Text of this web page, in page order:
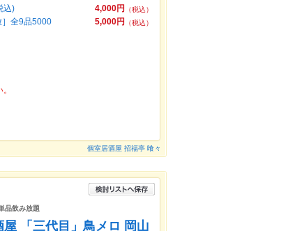
4,000円
（税込）
込)
5,000円
（税込）
］全9品5000
個室居酒屋 招福亭 喰々
品飲み放題
「三代目」鳥メロ 岡山